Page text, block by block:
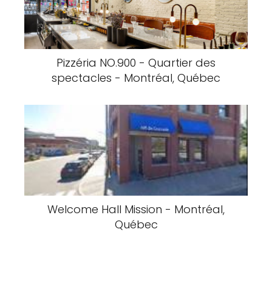
Le Picbois - Coopérative en
aménagement et développement
territorial - Montréal, Québec